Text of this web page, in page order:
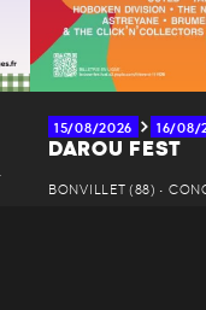
15/08/2026 16/08/
DAROU FEST
BONVILLET (88) •